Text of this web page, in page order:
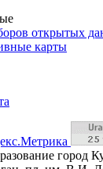
открытых
карты
город